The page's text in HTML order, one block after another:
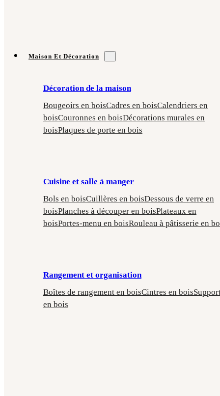
Maison Et Décoration
Décoration de la maison
Bougeoirs en boisCadres en boisCalendriers en
boisCouronnes en boisDécorations murales en
boisPlaques de porte en bois
Cuisine et salle à manger
Bols en boisCuillères en boisDessous de verre en
boisPlanches à découper en boisPlateaux en
boisPortes-menu en boisRouleau à pâtisserie en
Rangement et organisation
Boîtes de rangement en boisCintres en bois
en bois